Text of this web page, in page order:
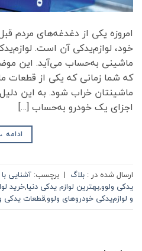
امروزه یکی از دغدغه‌های مردم
خود، لوازم‌یدکی آن است.
ماشینی به‌حساب می‌آید. این
که شما زمانی که یکی از قطعات
ماشینتان خراب شود. به این
اجزای یک خودرو به‌حساب […]
ادامه
ارسال شده در : بلاگ | برچسب: آشنایی
یدکی ولوو,بهترین لوازم یدکی دنیا,خرید
و لوازم‌یدکی خودروهای ولوو,قطعات یدکی